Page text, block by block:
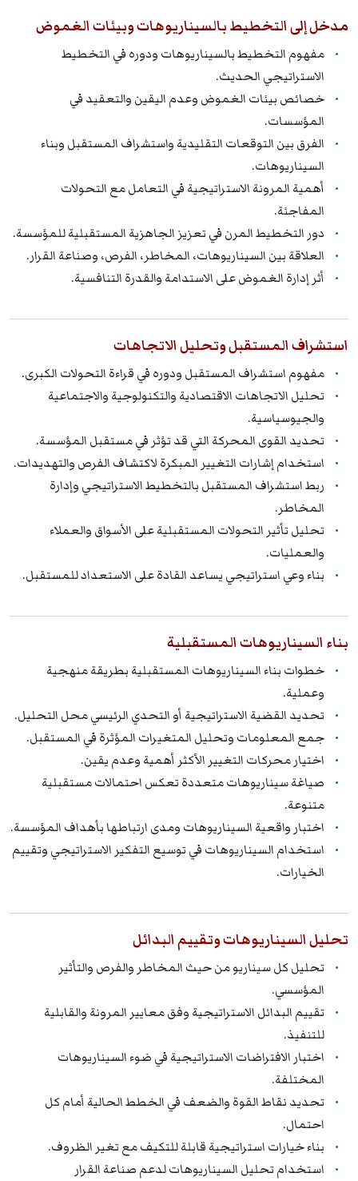
مدخل إلى التخطيط بالسيناريوهات وبيئات الغموض
مفهوم التخطيط بالسيناريوهات ودوره في التخطيط
الاستراتيجي الحديث.
خصائص بيئات الغموض وعدم اليقين والتعقيد في
المؤسسات.
الفرق بين التوقعات التقليدية واستشراف المستقبل وبناء
السيناريوهات.
أهمية المرونة الاستراتيجية في التعامل مع التحولات
المفاجئة.
دور التخطيط المرن في تعزيز الجاهزية المستقبلية للمؤسسة.
العلاقة بين السيناريوهات، المخاطر، الفرص، وصناعة القرار.
أثر إدارة الغموض على الاستدامة والقدرة التنافسية.
استشراف المستقبل وتحليل الاتجاهات
مفهوم استشراف المستقبل ودوره في قراءة التحولات الكبرى.
تحليل الاتجاهات الاقتصادية والتكنولوجية والاجتماعية
والجيوسياسية.
تحديد القوى المحركة التي قد تؤثر في مستقبل المؤسسة.
استخدام إشارات التغيير المبكرة لاكتشاف الفرص والتهديدات.
ربط استشراف المستقبل بالتخطيط الاستراتيجي وإدارة
المخاطر.
تحليل تأثير التحولات المستقبلية على الأسواق والعملاء
والعمليات.
بناء وعي استراتيجي يساعد القادة على الاستعداد للمستقبل.
بناء السيناريوهات المستقبلية
خطوات بناء السيناريوهات المستقبلية بطريقة منهجية
وعملية.
تحديد القضية الاستراتيجية أو التحدي الرئيسي محل التحليل.
جمع المعلومات وتحليل المتغيرات المؤثرة في المستقبل.
اختيار محركات التغيير الأكثر أهمية وعدم يقين.
صياغة سيناريوهات متعددة تعكس احتمالات مستقبلية
متنوعة.
اختبار واقعية السيناريوهات ومدى ارتباطها بأهداف المؤسسة.
استخدام السيناريوهات في توسيع التفكير الاستراتيجي وتقييم
الخيارات.
تحليل السيناريوهات وتقييم البدائل
تحليل كل سيناريو من حيث المخاطر والفرص والتأثير
المؤسسي.
تقييم البدائل الاستراتيجية وفق معايير المرونة والقابلية
للتنفيذ.
اختبار الافتراضات الاستراتيجية في ضوء السيناريوهات
المختلفة.
تحديد نقاط القوة والضعف في الخطط الحالية أمام كل
احتمال.
بناء خيارات استراتيجية قابلة للتكيف مع تغير الظروف.
استخدام تحليل السيناريوهات لدعم صناعة القرار